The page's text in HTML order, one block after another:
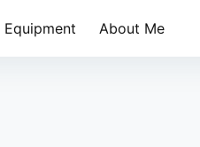
Equipment About Me